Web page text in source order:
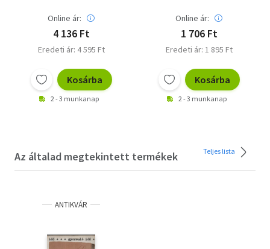
Online ár:
4 136 Ft
Eredeti ár: 4 595 Ft
Kosárba
2 - 3 munkanap
Online ár:
1 706 Ft
Eredeti ár: 1 895 Ft
Kosárba
2 - 3 munkanap
Az általad megtekintett termékek Teljes lista
ANTIKVÁR